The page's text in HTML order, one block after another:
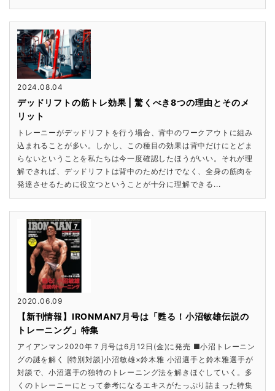
2024.08.04
デッドリフトの筋トレ効果 | 驚くべき8つの理由とそのメ
リット
トレーニーがデッドリフトを行う場合、背中のワークアウトに組み
込まれることが多い。しかし、この種目の効果は背中だけにとどま
らないということを私たちは今一度確認したほうがいい。それが理
解できれば、デッドリフトは背中のためだけでなく、全身の筋肉を
発達させるために役立つということが十分に理解できる...
2020.06.09
【新刊情報】IRONMAN7月号は「甦る！小沼敏雄伝説の
トレーニング」特集
アイアンマン2020年７月号は6月12日(金)に発売 ■小沼トレーニン
グの謎を解く [特別対談]小沼敏雄×鈴木雅 小沼選手と鈴木雅選手が
対談で、小沼選手の独特のトレーニング法を解きほぐしていく。多
くのトレーニーにとって参考になるエキスがたっぷり詰まった特集